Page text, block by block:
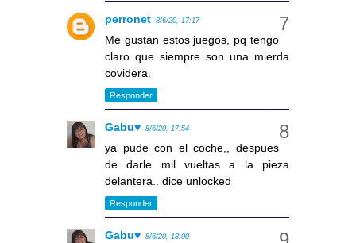
perronet 8/6/20, 17:17
Me gustan estos juegos, pq tengo
claro que siempre son una mierda
covidera.
Responder
Gabu♥ 8/6/20, 17:54
ya pude con el coche,, despues
de darle mil vueltas a la pieza
delantera.. dice unlocked
Responder
Gabu♥ 8/6/20, 18:00